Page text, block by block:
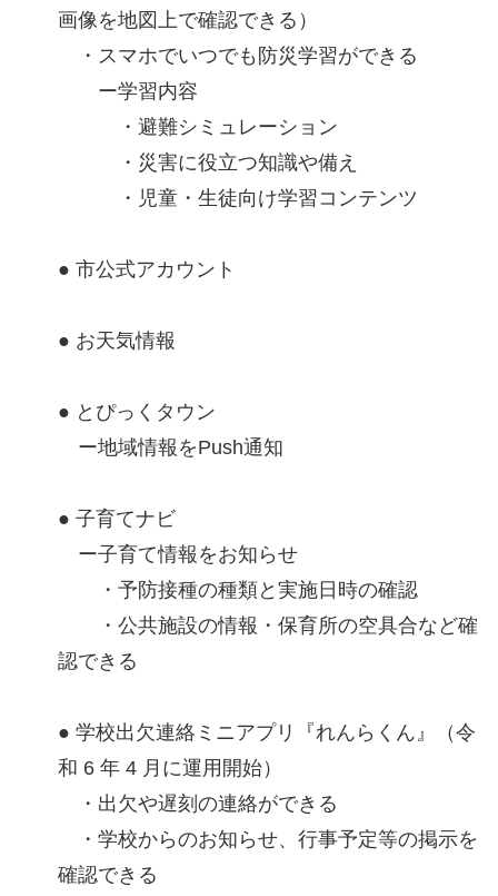
画像を地図上で確認できる）
・スマホでいつでも防災学習ができる
ー学習内容
・避難シミュレーション
・災害に役立つ知識や備え
・児童・生徒向け学習コンテンツ
● 市公式アカウント
● お天気情報
● とぴっくタウン
ー地域情報をPush通知
● 子育てナビ
ー子育て情報をお知らせ
・予防接種の種類と実施日時の確認
・公共施設の情報・保育所の空具合など確
認できる
● 学校出欠連絡ミニアプリ『れんらくん』（令
和 6 年 4 月に運用開始）
・出欠や遅刻の連絡ができる
・学校からのお知らせ、行事予定等の掲示を
確認できる